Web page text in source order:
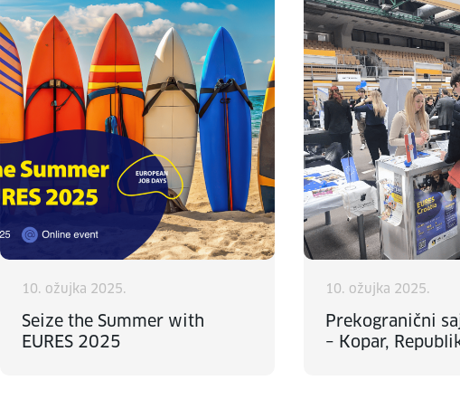
10. ožujka 2025.
Seize the Summer with
EURES 2025
10. ožujka 2025.
Prekogranični
– Kopar,